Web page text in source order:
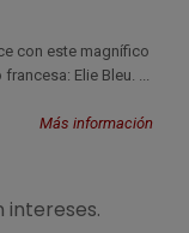
con este magnífico
Elie Bleu. ...
Más información